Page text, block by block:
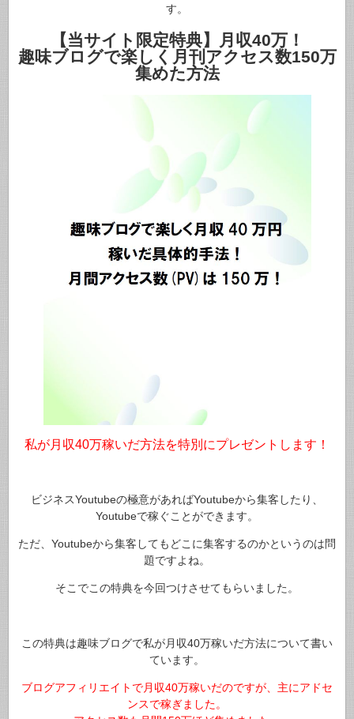
す。
【当サイト限定特典】月収40万！
趣味ブログで楽しく月刊アクセス数150万
集めた方法
私が月収40万稼いだ方法を特別にプレゼントします！
ビジネスYoutubeの極意があればYoutubeから集客したり、
Youtubeで稼ぐことができます。
ただ、Youtubeから集客してもどこに集客するのかというのは問
題ですよね。
そこでこの特典を今回つけさせてもらいました。
この特典は趣味ブログで私が月収40万稼いだ方法について書い
ています。
ブログアフィリエイトで月収40万稼いだのですが、主にアドセ
ンスで稼ぎました。